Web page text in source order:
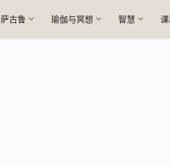
萨古鲁 瑜伽与冥想 智慧